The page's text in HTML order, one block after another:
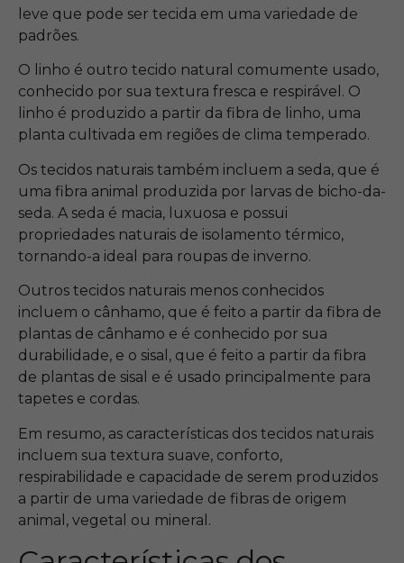
leve que pode ser tecida em uma variedade de
padrões.
O linho é outro tecido natural comumente usado,
conhecido por sua textura fresca e respirável. O
linho é produzido a partir da fibra de linho, uma
planta cultivada em regiões de clima temperado.
Os tecidos naturais também incluem a seda, que é
uma fibra animal produzida por larvas de bicho-da-
seda. A seda é macia, luxuosa e possui
propriedades naturais de isolamento térmico,
tornando-a ideal para roupas de inverno.
Outros tecidos naturais menos conhecidos
incluem o cânhamo, que é feito a partir da fibra de
plantas de cânhamo e é conhecido por sua
durabilidade, e o sisal, que é feito a partir da fibra
de plantas de sisal e é usado principalmente para
tapetes e cordas.
Em resumo, as características dos tecidos naturais
incluem sua textura suave, conforto,
respirabilidade e capacidade de serem produzidos
a partir de uma variedade de fibras de origem
animal, vegetal ou mineral.